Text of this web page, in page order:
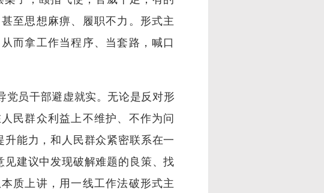
至思想麻痹、履职不力。形式主
而拿工作当程序、当套路，喊口
员干部避虚就实。无论是反对形
民群众利益上不维护、不作为问
能力，和人民群众紧密联系在一
建议中发现破解难题的良策、找
质上讲，用一线工作法破形式主